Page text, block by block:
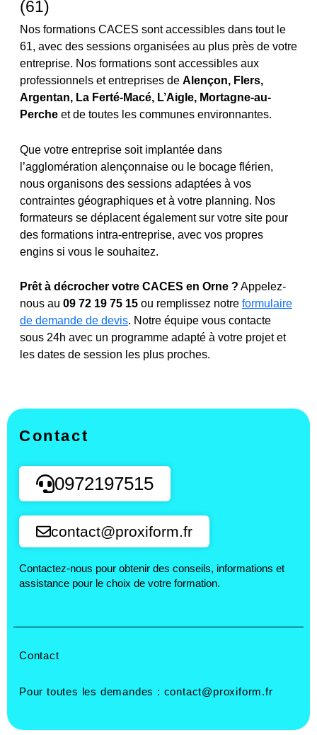
(61)
Nos formations CACES sont accessibles dans tout le
61, avec des sessions organisées au plus près de votre
entreprise. Nos formations sont accessibles aux
professionnels et entreprises de Alençon, Flers,
Argentan, La Ferté-Macé, L’Aigle, Mortagne-au-
Perche et de toutes les communes environnantes.
Que votre entreprise soit implantée dans
l’agglomération alençonnaise ou le bocage flérien,
nous organisons des sessions adaptées à vos
contraintes géographiques et à votre planning. Nos
formateurs se déplacent également sur votre site pour
des formations intra-entreprise, avec vos propres
engins si vous le souhaitez.
Prêt à décrocher votre CACES en Orne ? Appelez-
nous au 09 72 19 75 15 ou remplissez notre formulaire
de demande de devis. Notre équipe vous contacte
sous 24h avec un programme adapté à votre projet et
les dates de session les plus proches.
Contact
0972197515
contact@proxiform.fr
Contactez-nous pour obtenir des conseils, informations et
assistance pour le choix de votre formation.
Contact
Pour toutes les demandes : contact@proxiform.fr